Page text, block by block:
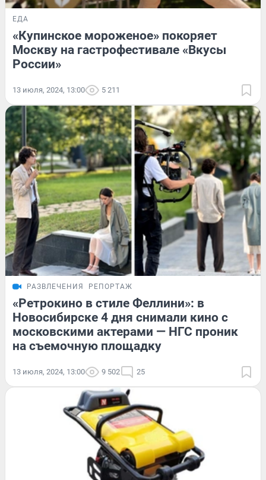
ЕДА
«Купинское мороженое» покоряет
Москву на гастрофестивале «Вкусы
России»
13 июля, 2024, 13:00 5 211
РАЗВЛЕЧЕНИЯ РЕПОРТАЖ
«Ретрокино в стиле Феллини»: в
Новосибирске 4 дня снимали кино с
московскими актерами — НГС проник
на съемочную площадку
13 июля, 2024, 13:00 9 502 25